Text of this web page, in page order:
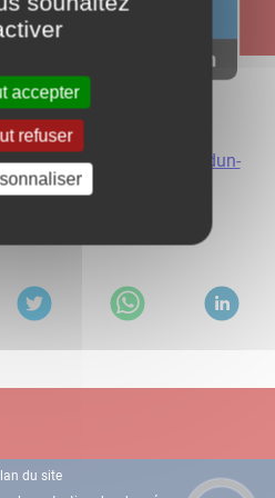
sur-Saône
Saône Doubs Bresse (Verdun-
du site
accepter
refuser